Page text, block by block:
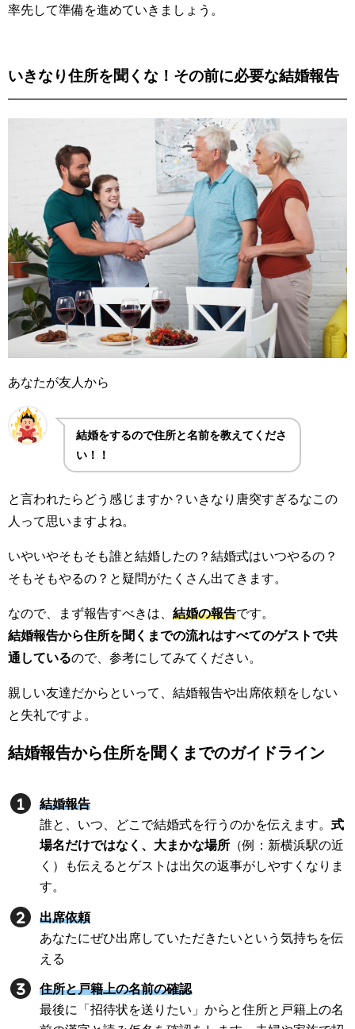
率先して準備を進めていきましょう。
いきなり住所を聞くな！その前に必要な結婚報告
あなたが友人から
結婚をするので住所と名前を教えてくださ
い！！
と言われたらどう感じますか？いきなり唐突すぎるなこの
人って思いますよね。
いやいやそもそも誰と結婚したの？結婚式はいつやるの？
そもそもやるの？と疑問がたくさん出てきます。
なので、まず報告すべきは、 結婚の報告です。
結婚報告から住所を聞くまでの流れはすべてのゲストで共
通しているので、参考にしてみてください。
親しい友達だからといって、結婚報告や出席依頼をしない
と失礼ですよ。
結婚報告から住所を聞くまでのガイドライン
結婚報告
誰と、いつ、どこで結婚式を行うのかを伝えます。 式
場名だけではなく、大まかな場所 （例：新横浜駅の近
く）も伝えるとゲストは出欠の返事がしやすくなりま
す。
出席依頼
あなたにぜひ出席していただきたいという気持ちを伝
える
住所と戸籍上の名前の確認
最後に「招待状を送りたい」からと住所と戸籍上の名